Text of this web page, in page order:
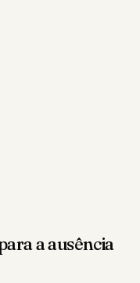
a ausência